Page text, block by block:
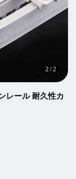
2 /2
レール 耐久性カ